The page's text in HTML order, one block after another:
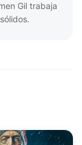
Gil trabaja